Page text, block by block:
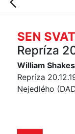
SEN
Repríza
William
Repríza
Nejedlého